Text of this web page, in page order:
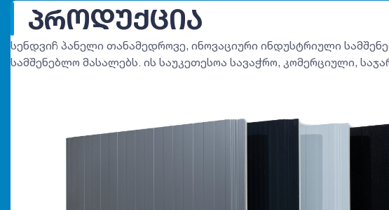
ᲞᲠᲝᲓᲣᲥᲪᲘᲐ
სენდვიჩ პანელი თანამედროვე, ინოვაციური ინდუსტრიული
სამშენებლო მასალებს. ის საუკეთესოა სავაჭრო, კომერციული,